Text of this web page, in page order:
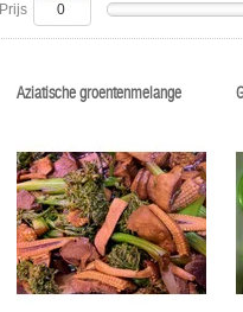
Prijs
Aziatische groentenmelange